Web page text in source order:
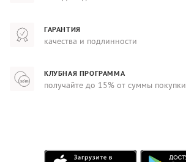
ГАРАНТИЯ
качества и подлинности
КЛУБНАЯ ПРОГРАММА
получайте до 15% от суммы покупки